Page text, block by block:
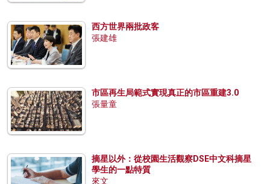
西方世界兩批政客
張建雄
市區再生局範式實現真正的市區重建3.0
張量童
摘星以外：從校園生活觀察DSE中文科摘星
學生的一點特質
來文